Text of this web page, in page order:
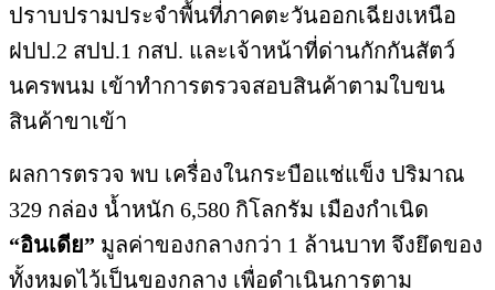
ปราบปรามประจำพื้นที่ภาคตะวันออกเฉียงเหนือ
ฝปป.2 สปป.1 กสป. และเจ้าหน้าที่ด่านกักกันสัตว์
นครพนม เข้าทำการตรวจสอบสินค้าตามใบขน
สินค้าขาเข้า
ผลการตรวจ พบ เครื่องในกระบือแช่แข็ง ปริมาณ
329 กล่อง น้ำหนัก 6,580 กิโลกรัม เมืองกำเนิด
“อินเดีย” มูลค่าของกลางกว่า 1 ล้านบาท จึงยึดของ
ทั้งหมดไว้เป็นของกลาง เพื่อดำเนินการตาม